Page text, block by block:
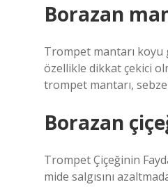
Borazan
Trompet mantarı koyu
özellikle dikkat çekici
trompet mantarı,
Borazan
Trompet Çiçeğinin
mide salgısını